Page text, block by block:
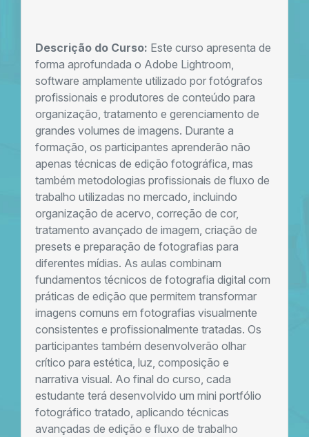
Descrição do Curso: Este curso apresenta de
forma aprofundada o Adobe Lightroom,
software amplamente utilizado por fotógrafos
profissionais e produtores de conteúdo para
organização, tratamento e gerenciamento de
grandes volumes de imagens. Durante a
formação, os participantes aprenderão não
apenas técnicas de edição fotográfica, mas
também metodologias profissionais de fluxo de
trabalho utilizadas no mercado, incluindo
organização de acervo, correção de cor,
tratamento avançado de imagem, criação de
presets e preparação de fotografias para
diferentes mídias. As aulas combinam
fundamentos técnicos de fotografia digital com
práticas de edição que permitem transformar
imagens comuns em fotografias visualmente
consistentes e profissionalmente tratadas. Os
participantes também desenvolverão olhar
crítico para estética, luz, composição e
narrativa visual. Ao final do curso, cada
estudante terá desenvolvido um mini portfólio
fotográfico tratado, aplicando técnicas
avançadas de edição e fluxo de trabalho